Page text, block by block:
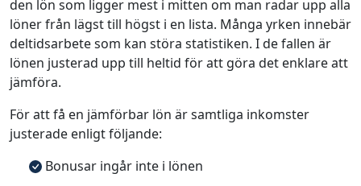
den lön som ligger mest i mitten om man radar upp alla
löner från lägst till högst i en lista. Många yrken innebär
deltidsarbete som kan störa statistiken. I de fallen är
lönen justerad upp till heltid för att göra det enklare att
jämföra.
För att få en jämförbar lön är samtliga inkomster
justerade enligt följande:
Bonusar ingår inte i lönen